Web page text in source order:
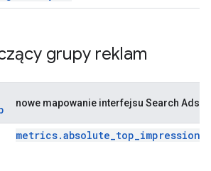
grupy reklam
nowe mapowanie interfejsu Search Ads